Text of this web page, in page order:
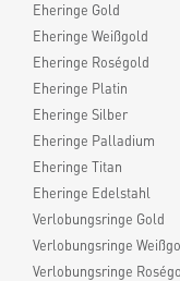
Eheringe Gold
Eheringe Weißgold
Eheringe Roségold
Eheringe Platin
Eheringe Silber
Eheringe Palladium
Eheringe Titan
Eheringe Edelstahl
Verlobungsringe Gold
Verlobungsringe
Verlobungsringe